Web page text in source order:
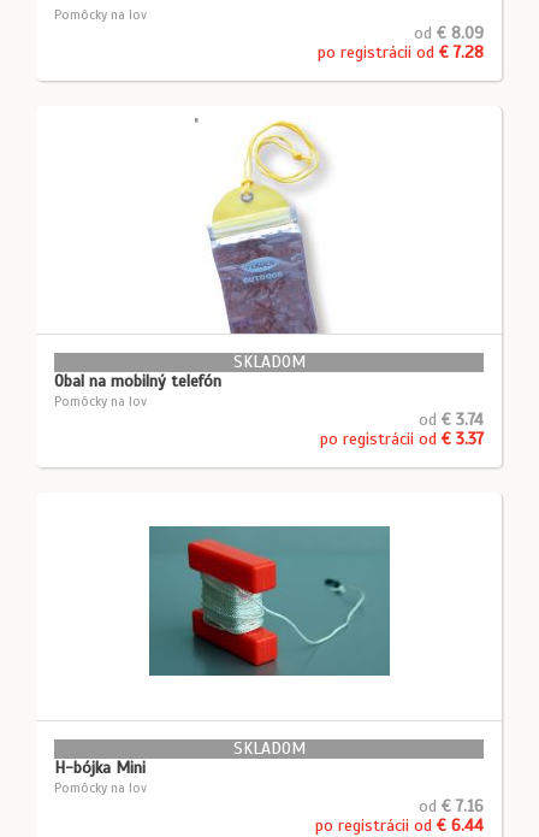
Pomôcky na lov
od € 8.09
po registrácii od € 7.28
SKLADOM
Obal na mobilný telefón
Pomôcky na lov
od € 3.74
po registrácii od € 3.37
SKLADOM
H-bójka Mini
Pomôcky na lov
od € 7.16
po registrácii od € 6.44